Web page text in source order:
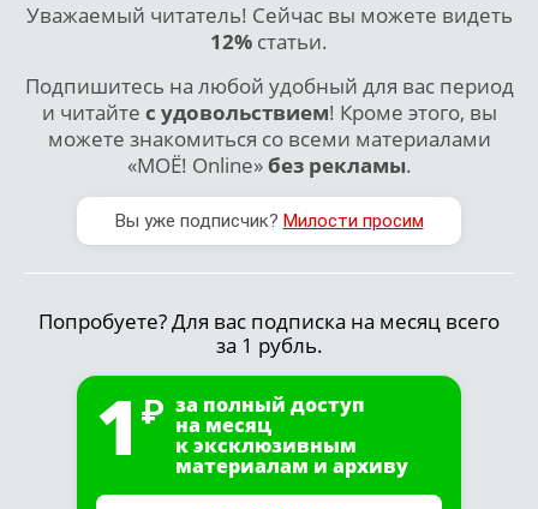
Уважаемый читатель! Сейчас вы можете видеть
12% статьи.
Подпишитесь на любой удобный для вас период
и читайте с удовольствием! Кроме этого, вы
можете знакомиться со всеми материалами
«МОЁ! Online»без рекламы.
Вы уже подписчик? Милости просим
Попробуете? Для вас подписка на месяц всего
за 1 рубль.
1 за полный доступ
на месяц
к эксклюзивным
материалам и архиву